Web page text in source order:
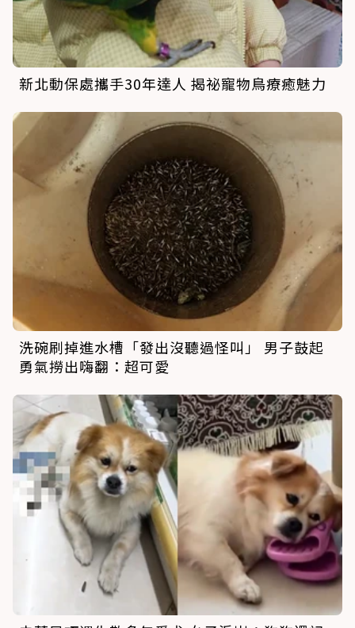
新北動保處攜手30年達人 揭祕寵物鳥療癒魅力
洗碗刷掉進水槽「發出沒聽過怪叫」 男子鼓起
勇氣撈出嗨翻：超可愛